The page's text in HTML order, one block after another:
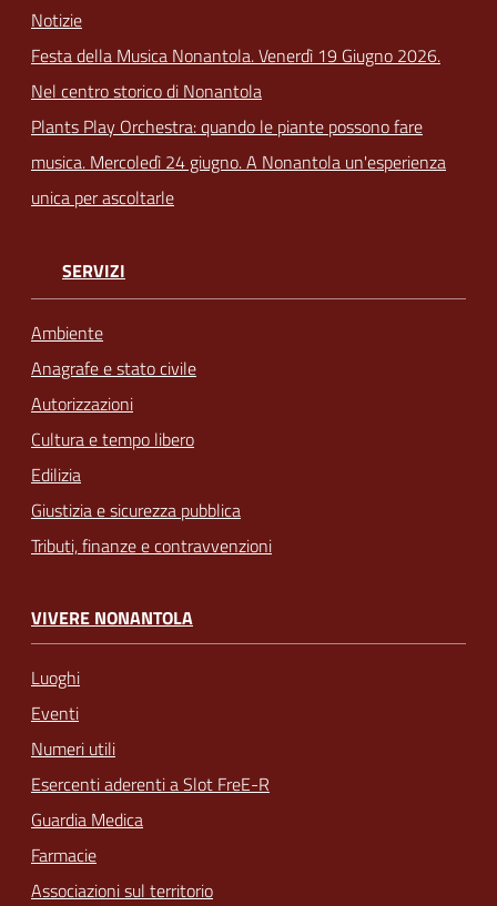
Notizie
Festa della Musica Nonantola. Venerdì 19 Giugno 2026.
Nel centro storico di Nonantola
Plants Play Orchestra: quando le piante possono fare
musica. Mercoledì 24 giugno. A Nonantola un'esperienza
unica per ascoltarle
SERVIZI
Ambiente
Anagrafe e stato civile
Autorizzazioni
Cultura e tempo libero
Edilizia
Giustizia e sicurezza pubblica
Tributi, finanze e contravvenzioni
VIVERE NONANTOLA
Luoghi
Eventi
Numeri utili
Esercenti aderenti a Slot FreE-R
Guardia Medica
Farmacie
Associazioni sul territorio